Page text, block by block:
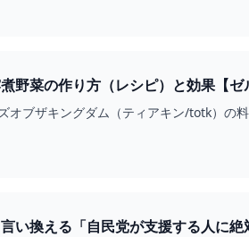
煮野菜の作り方（レシピ）と効果【
オブザキングダム（ティアキン/totk）の
い換える「自民党が支援する人に絶